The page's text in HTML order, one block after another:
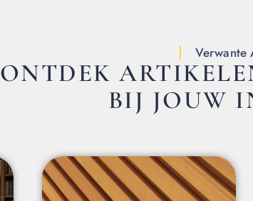
Verwante
ONTDEK
BIJ JOUW